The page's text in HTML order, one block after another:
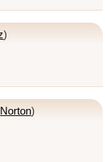
)
Norton)